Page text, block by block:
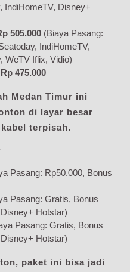
IndiHomeTV, Disney+
505.000 (Biaya Pasang:
IndiHomeTV,
WeTV Iflix, Vidio)
Rp 475.000
Medan Timur ini
di layar besar
terpisah.
Pasang: Rp50.000, Bonus
Pasang: Gratis, Bonus
Hotstar)
Pasang: Gratis, Bonus
Hotstar)
paket ini bisa jadi